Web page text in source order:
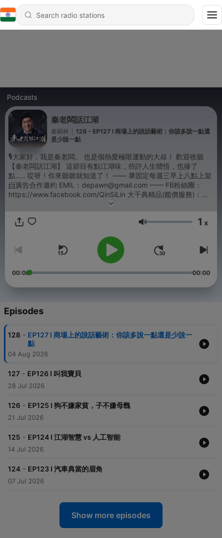
Podcasts
秦老闆話江湖
秦嗣林
128 - EP127 I 商場上的說話藝術：你該多說一點還
是少說一點
🎙️大家好，我是秦老闆。 也是個熱愛極限運動的大叔！ 歡迎收聽
【秦老闆話江湖】 這節目有點江湖味，些許人生體悟，也摻了
點….. 哎呀！你來聽聽就知道了！ —— 📆固定每週三早上八點上架
📨廣告合作邀約 EMIL：depawn@gmail.com —— FB粉絲團：
https://www.facebook.com/QinSiLin 大千典精品(鑑價服務)：
https://www.facebook.com/Depawnshop —— 🎧 製作團隊 🎧
後製團隊：聲動創意 -- Hosting provided bySoundOn
Volume 1 x
00:00 00:00
Episodes
128 - EP127 I 商場上的說話藝術：你該多說一點還是少說一
點
04 Aug 2026
127 - EP126 I 叫我寶貝
28 Jul 2026
126 - EP125 I 狗不嫌家貧，子不嫌母醜
21 Jul 2026
125 - EP124 I 江湖智慧 vs 人工智能
14 Jul 2026
124 - EP123 I 汽車典當的眉角
07 Jul 2026
Show more episodes